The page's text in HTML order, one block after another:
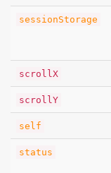
sessionStorage
scrollX
scrollY
self
status